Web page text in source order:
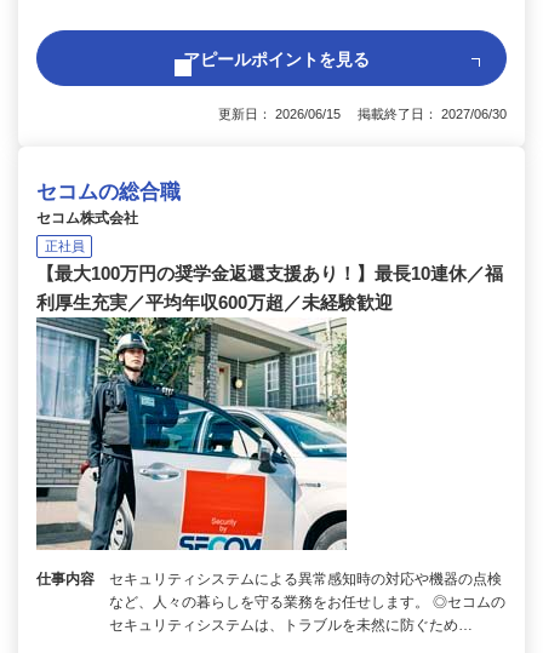
アピールポイントを見る
更新日： 2026/06/15 掲載終了日： 2027/06/30
セコムの総合職
セコム株式会社
正社員
【最大100万円の奨学金返還支援あり！】最長10連休／福
利厚生充実／平均年収600万超／未経験歓迎
仕事内容
セキュリティシステムによる異常感知時の対応や機器の点検
など、人々の暮らしを守る業務をお任せします。 ◎セコムの
セキュリティシステムは、トラブルを未然に防ぐため…